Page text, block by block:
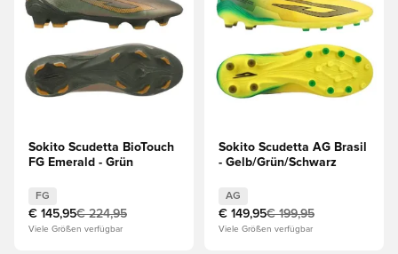
Sokito Scudetta BioTouch
FG Emerald - Grün
FG
€ 145,95€ 224,95
Viele Größen verfügbar
Sokito Scudetta AG Brasil
- Gelb/Grün/Schwarz
AG
€ 149,95€ 199,95
Viele Größen verfügbar